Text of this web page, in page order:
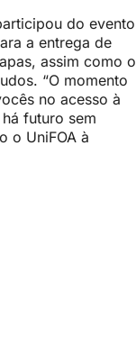
do evento
a entrega de
assim como o
“O momento
no acesso à
futuro sem
o UniFOA à